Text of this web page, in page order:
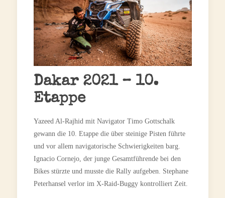
Dakar 2021 – 10.
Etappe
Yazeed Al-Rajhid mit Navigator Timo Gottschalk
gewann die 10. Etappe die über steinige Pisten führte
und vor allem navigatorische Schwierigkeiten barg.
Ignacio Cornejo, der junge Gesamtführende bei den
Bikes stürzte und musste die Rally aufgeben. Stephane
Peterhansel verlor im X-Raid-Buggy kontrolliert Zeit.